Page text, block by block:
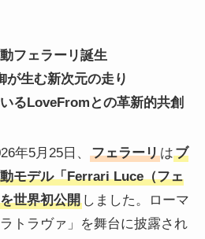
フェラーリ誕生
が生む新次元の走り
るLoveFromとの革新的共創
年5月25日、 フェラーリはブ
モデル「Ferrari Luce（フェ
世界初公開しました。ローマ
トラヴァ」を舞台に披露され